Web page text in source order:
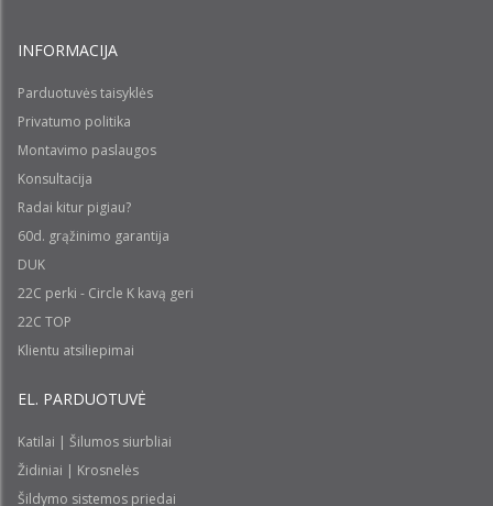
INFORMACIJA
Parduotuvės taisyklės
Privatumo politika
Montavimo paslaugos
Konsultacija
Radai kitur pigiau?
60d. grąžinimo garantija
DUK
22C perki - Circle K kavą geri
22C TOP
Klientu atsiliepimai
EL. PARDUOTUVĖ
Katilai | Šilumos siurbliai
Židiniai | Krosnelės
Šildymo sistemos priedai